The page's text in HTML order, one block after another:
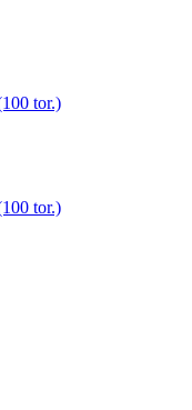
tor.)
tor.)